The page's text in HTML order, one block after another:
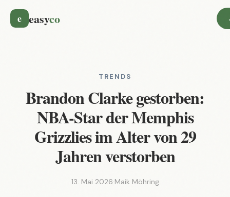
e easyco
TRENDS
Brandon Clarke gestorben:
NBA-Star der Memphis
Grizzlies im Alter von 29
Jahren verstorben
13. Mai 2026·Maik Möhring